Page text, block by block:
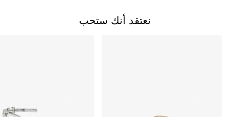
نعتقد أنك ستحب